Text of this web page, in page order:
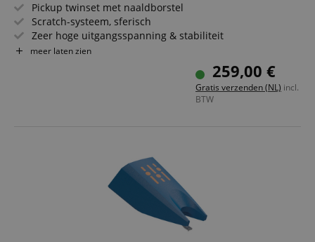
Pickup twinset met naaldborstel
Scratch-systeem, sferisch
Zeer hoge uitgangsspanning & stabiliteit
Uitstekende tracking
Geschikt voor complex scratchen & backcueing
meer laten zien
259,00 €
Gratis verzenden (NL) incl.
BTW